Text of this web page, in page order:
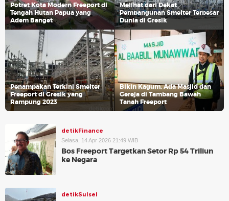
Potret Kota Modern Freeport di
Tengah Hutan Papua yang
Adem Banget
Melihat dari Dekat
Pembangunan Smelter Terbesar
Dunia di Gresik
Penampakan Terkini Smelter
Freeport di Gresik yang
Rampung 2023
Bikin Kagum, Ada Masjid dan
Gereja di Tambang Bawah
Tanah Freeport
detikFinance
Selasa, 14 Apr 2026 21:49 WIB
Bos Freeport Targetkan Setor Rp 54 Triliun
ke Negara
detikSulsel